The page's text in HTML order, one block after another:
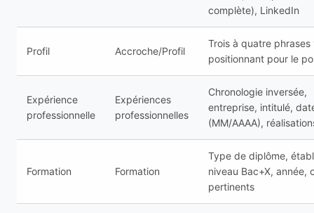
complète), LinkedIn
Profil Accroche/Profil
Trois à quatre phrases
positionnant pour le
Expérience
professionnelle
Expériences
professionnelles
Chronologie inversée,
entreprise, intitulé,
(MM/AAAA),
Formation Formation
Type de diplôme,
niveau Bac+X, année,
pertinents